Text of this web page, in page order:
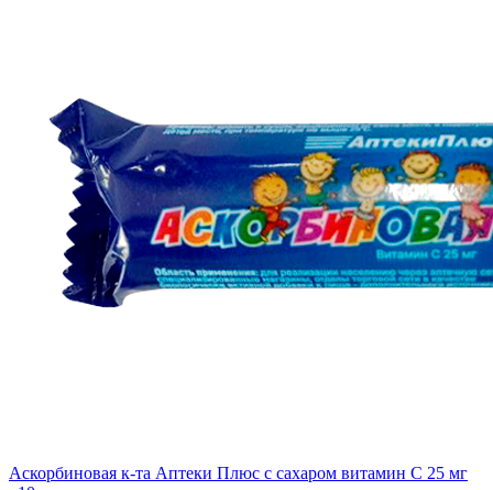
Аскорбиновая к-та Аптеки Плюс с сахаром витамин С 25 мг